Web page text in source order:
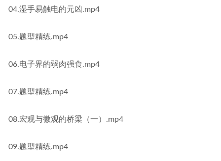
04.湿手易触电的元凶.mp4
05.题型精练.mp4
06.电子界的弱肉强食.mp4
07.题型精练.mp4
08.宏观与微观的桥梁（一）.mp4
09.题型精练.mp4